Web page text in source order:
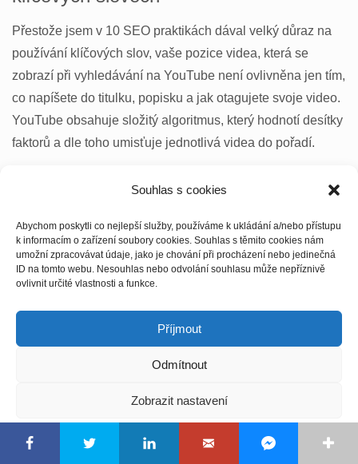
Souhlas s cookies
Abychom poskytli co nejlepší služby, používáme k ukládání a/nebo přístupu
k informacím o zařízení soubory cookies. Souhlas s těmito cookies nám
umožní zpracovávat údaje, jako je chování při procházení nebo jedinečná
ID na tomto webu. Nesouhlas nebo odvolání souhlasu může nepříznivě
ovlivnit určité vlastnosti a funkce.
Příjmout
Odmítnout
Zobrazit nastavení
Zásady cookies
Přestože jsem v 10 SEO praktikách dával velký důraz na
používání klíčových slov, vaše pozice videa, která se
zobrazí při vyhledávání na YouTube není ovlivněna jen tím,
co napíšete do titulku, popisku a jak otagujete svoje video.
YouTube obsahuje složitý algoritmus, který hodnotí desítky
faktorů a dle toho umisťuje jednotlivá videa do pořadí.
nejsou veřejně sdělovány. A právě proto je marketing tolik
o experimentování.
Z celé řady zahraničích case study vyplývá, že stále větší
roli hraje tzv. zapojení diváků (ang. Engagement). Je tedy
důležité, aby vaše video mělo velký počet Like (Líbí se mi)
přidali komentář pod video. Komentáře hrají na YouTube
obrovskou roli a dokáží posadit vaše video hodně dopředu
do vyhledávání.
Jak vydělávat online
Získejte tipy a doporučení, jak pracovat na dálku a vydělávat
peníze.